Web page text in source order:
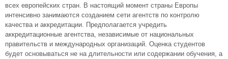
всех европейских стран. В настоящий момент страны Европы
интенсивно занимаются созданием сети агентств по контролю
качества и аккредитации. Предполагается учредить
аккредитационные агентства, независимые от национальных
правительств и международных организаций. Оценка студентов
будет основываться не на длительности или содержании обучения, а